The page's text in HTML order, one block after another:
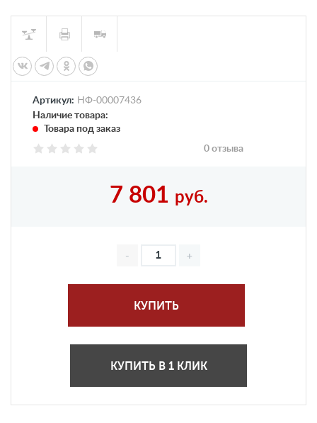
Артикул: НФ-00007436
Наличие товара:
Товара под заказ
0 отзыва
7 801 руб.
КУПИТЬ
КУПИТЬ В 1 КЛИК